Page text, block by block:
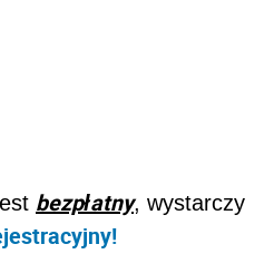
bezpłatny, wystarczy